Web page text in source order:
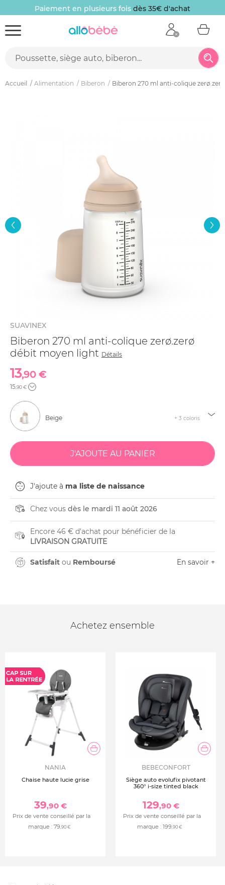
Paiement en plusieurs fois dès 35€ d'achat
Accueil Alimentation Biberon Biberon 270 ml anti-colique
SUAVINEX
Biberon 270 ml anti-colique zerø.zerø
débit moyen light Détails
13,90 €
15,90 €
Beige + 3 coloris
J'ajoute à ma liste de naissance
Chez vous dès le mardi 11 août 2026
Encore 46 € d'achat pour bénéficier de la
LIVRAISON GRATUITE
Satisfait ou Remboursé En savoir +
Achetez ensemble
NANIA
Chaise haute lucie grise
39,90 €
Prix de vente conseillé par la
marque : 79,90 €
BEBECONFORT
Siège auto evolufix pivotant
360° i-size tinted black
129,90 €
Prix de vente conseillé par la
marque : 199,90 €